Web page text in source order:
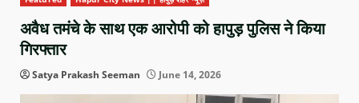
अवैध तमंचे के साथ एक आरोपी को हापुड़ पुलिस ने किया
गिरफ्तार
Satya Prakash Seeman June 14, 2026